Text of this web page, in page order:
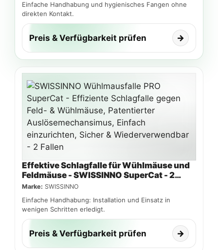
Einfache Handhabung und hygienisches Fangen ohne
direkten Kontakt.
Preis & Verfügbarkeit prüfen →
Effektive Schlagfalle für Wühlmäuse und
Feldmäuse - SWISSINNO SuperCat - 2
Stück
Marke: SWISSINNO
Einfache Handhabung: Installation und Einsatz in
wenigen Schritten erledigt.
Preis & Verfügbarkeit prüfen →